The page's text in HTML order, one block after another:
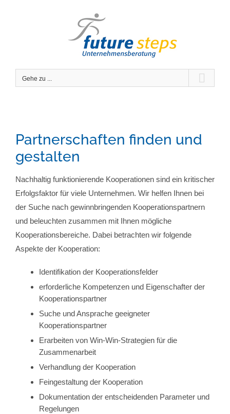
Gehe zu ...
Partnerschaften finden und
gestalten
Nachhaltig funktionierende Kooperationen sind ein kritischer
Erfolgsfaktor für viele Unternehmen. Wir helfen Ihnen bei
der Suche nach gewinnbringenden Kooperationspartnern
und beleuchten zusammen mit Ihnen mögliche
Kooperationsbereiche. Dabei betrachten wir folgende
Aspekte der Kooperation:
Identifikation der Kooperationsfelder
erforderliche Kompetenzen und Eigenschafter der
Kooperationspartner
Suche und Ansprache geeigneter
Kooperationspartner
Erarbeiten von Win-Win-Strategien für die
Zusammenarbeit
Verhandlung der Kooperation
Feingestaltung der Kooperation
Dokumentation der entscheidenden Parameter und
Regelungen